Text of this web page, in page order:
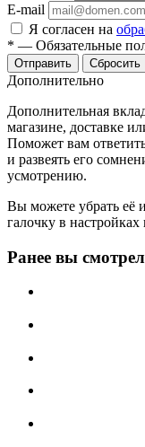
E-mail
Я согласен на
* — Обязательные
Отправить Сбросить
Дополнительно
Дополнительная
магазине, доставке
Поможет вам
и развеять его
усмотрению.
Вы можете убрать её
галочку в
Ранее вы